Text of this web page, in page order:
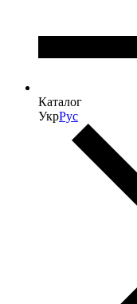
Каталог
УкрРус